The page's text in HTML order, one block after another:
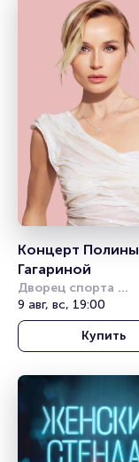
Концерт Полины
Гагариной
Дворец спорта
«Янтарный»
9 авг, вс, 19:00
Купить